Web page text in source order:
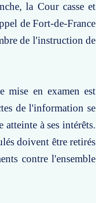
la Cour casse et
de Fort-de-France
de l'instruction de
mise en examen est
de l'information se
atteinte à ses intérêts.
doivent être retirés
contre l'ensemble